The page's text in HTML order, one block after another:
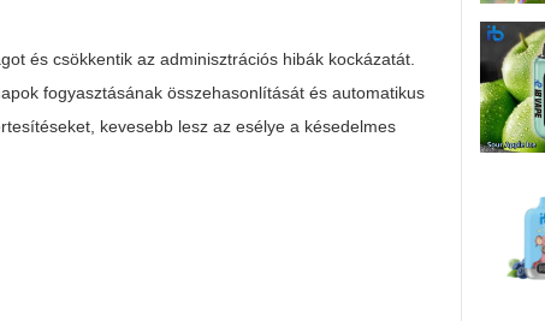
és csökkentik az adminisztrációs hibák kockázatát.
fogyasztásának összehasonlítását és automatikus
kevesebb lesz az esélye a késedelmes